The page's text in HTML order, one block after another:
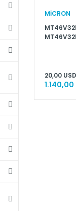
MİCRON
20,00
1.140,00